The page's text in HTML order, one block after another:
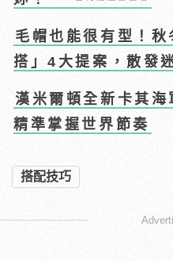
毛帽也能很有型！
搭」4大提案，散發
漢米爾頓全新卡其
精準掌握世界節奏
搭配技巧